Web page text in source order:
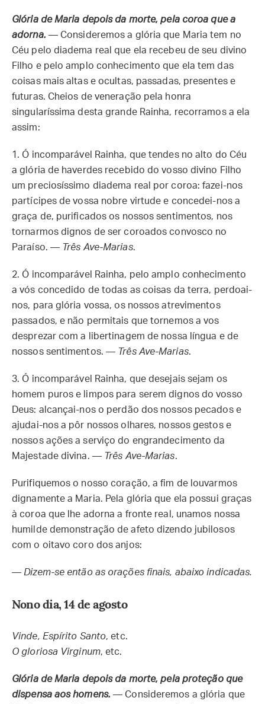
Glória de Maria depois da morte, pela coroa que a
adorna. — Consideremos a glória que Maria tem no
Céu pelo diadema real que ela recebeu de seu divino
Filho e pelo amplo conhecimento que ela tem das
coisas mais altas e ocultas, passadas, presentes e
futuras. Cheios de veneração pela honra
singularíssima desta grande Rainha, recorramos a ela
assim:
1. Ó incomparável Rainha, que tendes no alto do Céu
a glória de haverdes recebido do vosso divino Filho
um preciosíssimo diadema real por coroa: fazei-nos
partícipes de vossa nobre virtude e concedei-nos a
graça de, purificados os nossos sentimentos, nos
tornarmos dignos de ser coroados convosco no
Paraíso. — Três Ave-Marias.
2. Ó incomparável Rainha, pelo amplo conhecimento
a vós concedido de todas as coisas da terra, perdoai-
nos, para glória vossa, os nossos atrevimentos
passados, e não permitais que tornemos a vos
desprezar com a libertinagem de nossa língua e de
nossos sentimentos. — Três Ave-Marias.
3. Ó incomparável Rainha, que desejais sejam os
homem puros e limpos para serem dignos do vosso
Deus: alcançai-nos o perdão dos nossos pecados e
ajudai-nos a pôr nossos olhares, nossos gestos e
nossos ações a serviço do engrandecimento da
Majestade divina. — Três Ave-Marias.
Purifiquemos o nosso coração, a fim de louvarmos
dignamente a Maria. Pela glória que ela possui graças
à coroa que lhe adorna a fronte real, unamos nossa
humilde demonstração de afeto dizendo jubilosos
com o oitavo coro dos anjos:
— Dizem-se então as orações finais, abaixo indicadas.
Nono dia, 14 de agosto
Vinde, Espírito Santo, etc.
O gloriosa Virginum, etc.
Glória de Maria depois da morte, pela proteção que
dispensa aos homens. — Consideremos a glória que